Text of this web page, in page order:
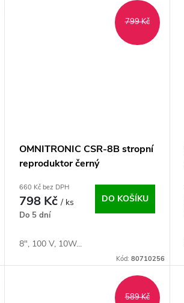
799 Kč
OMNITRONIC CSR-8B stropní
reproduktor černý
660 Kč bez DPH
798 Kč/ ks
Do 5 dní
DO KOŠÍKU
8", 100 V, 10W...
Kód: 80710256
589 Kč